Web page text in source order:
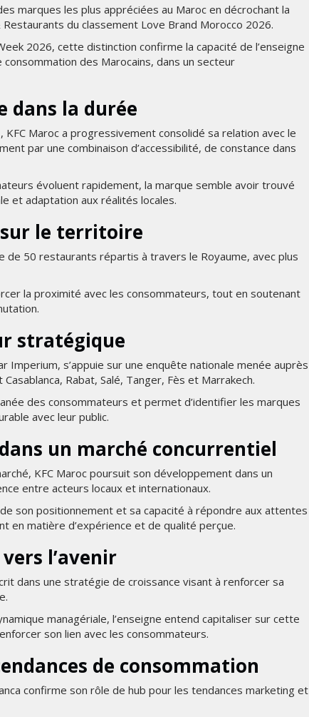
marques les plus appréciées au Maroc en décrochant la
du classement Love Brand Morocco 2026.
2026, cette distinction confirme la capacité de l’enseigne
des Marocains, dans un secteur
dans la durée
Maroc a progressivement consolidé sa relation avec le
par une combinaison d’accessibilité, de constance dans
évoluent rapidement, la marque semble avoir trouvé
et adaptation aux réalités locales.
sur le territoire
de 50 restaurants répartis à travers le Royaume, avec plus
la proximité avec les consommateurs, tout en soutenant
stratégique
Imperium, s’appuie sur une enquête nationale menée auprès
Rabat, Salé, Tanger, Fès et Marrakech.
des consommateurs et permet d’identifier les marques
avec leur public.
un marché concurrentiel
KFC Maroc poursuit son développement dans un
entre acteurs locaux et internationaux.
son positionnement et sa capacité à répondre aux attentes
en matière d’expérience et de qualité perçue.
l’avenir
dans une stratégie de croissance visant à renforcer sa
managériale, l’enseigne entend capitaliser sur cette
son lien avec les consommateurs.
de consommation
confirme son rôle de hub pour les tendances marketing et
SAMEDI 1 AOÛT 2026